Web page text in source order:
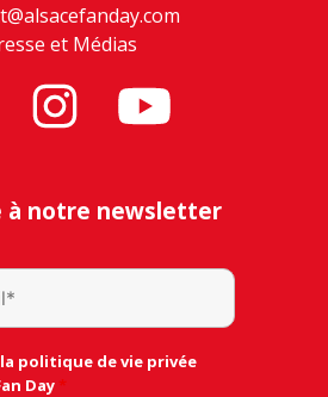
et Médias
à notre newsletter
politique de vie privée
Day *